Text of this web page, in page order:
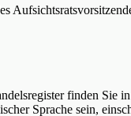
finden Sie
Sprache sein,